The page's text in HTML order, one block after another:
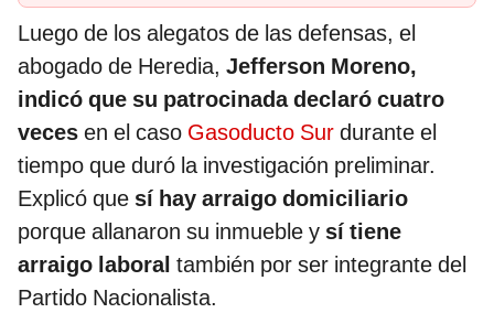
Luego de los alegatos de las defensas, el
abogado de Heredia, Jefferson Moreno,
indicó que su patrocinada declaró cuatro
veces en el caso Gasoducto Sur durante el
tiempo que duró la investigación preliminar.
Explicó que sí hay arraigo domiciliario
porque allanaron su inmueble y sí tiene
arraigo laboral también por ser integrante del
Partido Nacionalista.